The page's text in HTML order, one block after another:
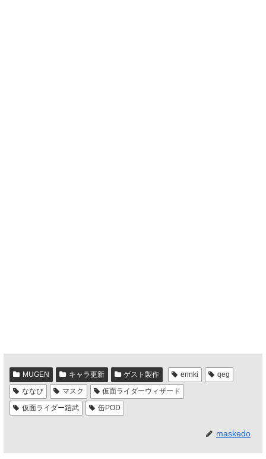
MUGEN キャラ更新 ゲスト製作 ennki
qeg
ななび
マスク
仮面ライダーウィザード
仮面ライダー鎧武
缶POD
maskedo